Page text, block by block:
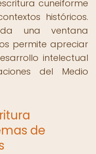
cuneiforme
históricos.
una ventana
permite apreciar
intelectual
del Medio
de